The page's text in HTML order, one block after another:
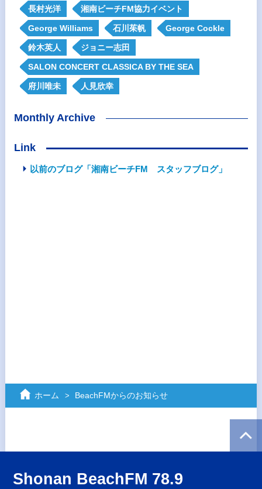
長村光洋 湘南ビーチFM協力イベント
George Williams 石川茱帆 George Cockle
鈴木英人 ジョニー志田
SALON CONCERT CLASSICA BY THE SEA
府川唯未 人見欣幸
Monthly Archive
Link
以前のブログ「湘南ビーチFM スタッフブログ」
ホーム BeachFMからのお知らせ
Shonan BeachFM 78.9